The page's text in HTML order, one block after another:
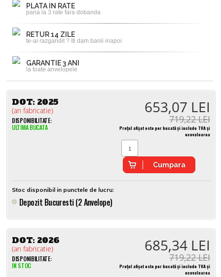
PLATA IN RATE
pana la 3 rate fara dobanda
RETUR 14 ZILE
te-ai razgandit ? Iti dam banii inapoi
GARANTIE 3 ANI
la toate anvelopele
DOT: 2025
(an fabricatie)
DISPONIBILITATE:
ULTIMA BUCATA
653,07 LEI
719,22 LEI
Prețul afișat este per bucată și include TVA și
ecovaloarea
Cumpara
Stoc disponibil in punctele de lucru:
Depozit Bucuresti (2 Anvelope)
DOT: 2026
(an fabricatie)
DISPONIBILITATE:
IN STOC
685,34 LEI
719,22 LEI
Prețul afișat este per bucată și include TVA și
ecovaloarea